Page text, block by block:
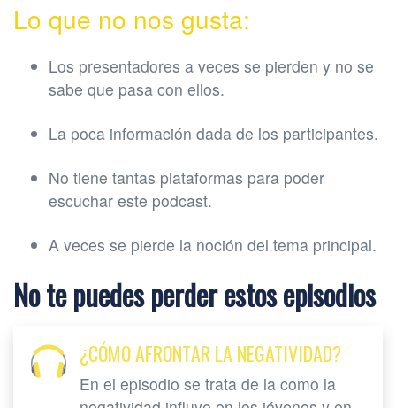
Lo que no nos gusta:
Los presentadores a veces se pierden y no se
sabe que pasa con ellos.
La poca información dada de los participantes.
No tiene tantas plataformas para poder
escuchar este podcast.
A veces se pierde la noción del tema principal.
No te puedes perder estos episodios
¿CÓMO AFRONTAR LA NEGATIVIDAD?
En el episodio se trata de la como la